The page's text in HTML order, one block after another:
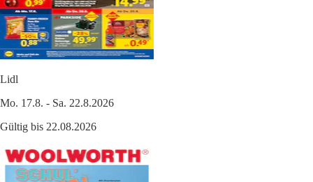
Lidl
Mo. 17.8. - Sa. 22.8.2026
Gültig bis 22.08.2026